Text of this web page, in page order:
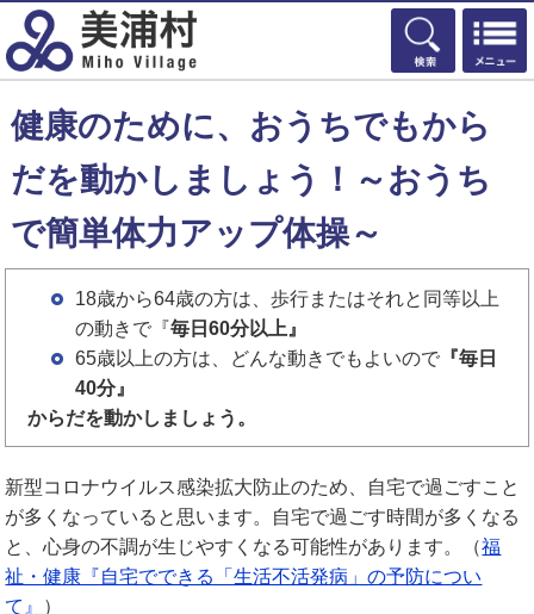
検索
健康のために、おうちでもから
だを動かしましょう！～おうち
で簡単体力アップ体操～
18歳から64歳の方は、歩行またはそれと同等以上
の動きで『毎日60分以上』
65歳以上の方は、どんな動きでもよいので『毎日
40分』
からだを動かしましょう。
新型コロナウイルス感染拡大防止のため、自宅で過ごすこと
が多くなっていると思います。自宅で過ごす時間が多くなる
と、心身の不調が生じやすくなる可能性があります。（福
祉・健康『自宅でできる「生活不活発病」の予防につい
て』 ）